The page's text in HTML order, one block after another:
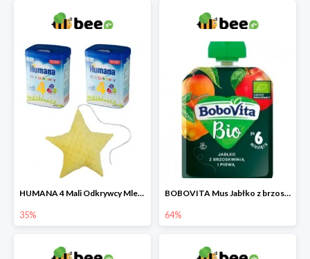
HUMANA 4 Mali Odkrywcy Mleko modyfikowane po 24 m-cu + poduszka Gratis
35%
BOBOVITA Mus Jabłko z brzoskwinią i pigwą
64%